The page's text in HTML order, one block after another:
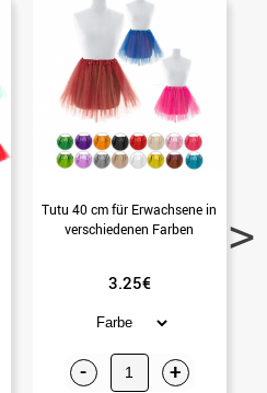
Tutu 40 cm für Erwachsene in
verschiedenen Farben
3.25€
- +